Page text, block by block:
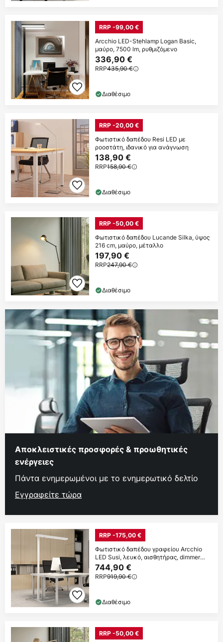
RRP -99,00 €
Arcchio LED-Stehlamp Logan Basic,
μαύρο, 7500 lm, ρυθμιζόμενο
336,90 €
RRP435,90 €
Διαθέσιμο
RRP -20,00 €
Φωτιστικό δαπέδου Resi LED με
ροοστάτη, ιδανικό για ανάγνωση
138,90 €
RRP158,90 €
Διαθέσιμο
RRP -50,00 €
Φωτιστικό δαπέδου Lucande Silka, ύψος
216 cm, μαύρο, μέταλλο
197,90 €
RRP247,90 €
Διαθέσιμο
Αποκλειστικές προσφορές & προωθητικές
ενέργειες
Πάντα ενημερωμένοι με το ενημερωτικό δελτίο
Εγγραφείτε τώρα
RRP -175,00 €
Φωτιστικό δαπέδου γραφείου Arcchio
LED Susi, λευκό, αισθητήρας, dimmer
αφής
744,90 €
RRP919,90 €
Διαθέσιμο
RRP -50,00 €